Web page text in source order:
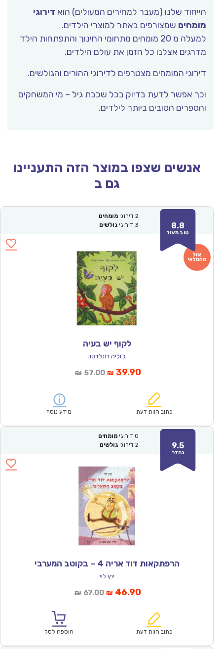
הייחוד שלנו (מעבר למחירים המעולים) הוא דירוגי
מומחים שמצורפים באתר למוצרי הילדים.
למעלה מ 20 מומחים מתחומי החינוך והתפתחות הילד
מדרגים אצלנו כל הזמן את עולם הילדים.
דירוגי המומחים מצטרפים לדירוגי ההורים והגולשים.
וכך אפשר לדעת בדיוק בכל שכבת גיל – מי המשחקים
והספרים הטובים ביותר לילדים.
אנשים שצפו במוצר הזה התעניינו
גם ב
8.8
טוב מאוד
2 דירוגי מומחים
3 דירוגי גולשים
לקוף יש בעיה
ג'וליה דונלדסון
₪ 57.00המחיר
₪57.00.
₪ 39.90המחיר
הוא:
כתוב חוות דעת מידע נוסף
9.5
נהדר
0 דירוגי מומחים
2 דירוגי גולשים
הרפתקאות דוד אריה 4 – בקוטב המערבי
ינץ לוי
₪ 67.00המחיר
₪67.00.
₪ 46.90המחיר
הוא:
כתוב חוות דעת הוספה לסל